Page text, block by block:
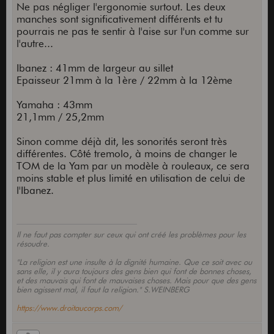
Ne pas négliger l'ergonomie surtout. Les deux
manches sont significativement différents et tu
pourrais ne pas te sentir à l'aise sur l'un comme sur
l'autre...
Ibanez : 41mm de largeur au sillet
Epaisseur 21mm à la 1ère / 22mm à la 12ème
Yamaha : 43mm
21,1mm / 25,2mm
Sinon comme déjà dit, les sonorités seront très
différentes. Côté tremolo, à moins de changer le
TOM de la Yam par un modèle à rouleaux, ce sera
moins stable et plus limité en utilisation de celui de
l'Ibanez.
Il ne faut pas compter sur ceux qui ont créé les problèmes pour les
résoudre.
"La religion est une insulte à la dignité humaine. Que ce soit avec ou
sans elle, il y aura toujours des gens bien qui font de bonnes choses,
et des mauvais qui font de mauvaises choses. Mais pour que des gens
bien agissent mal, il faut la religion." S.WEINBERG
https://www.droitaucorps.com/